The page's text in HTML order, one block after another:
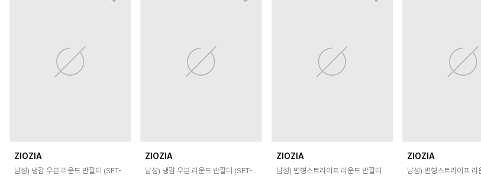
ZIOZIA
남성) 냉감 우븐 라운드 반팔티 (SET-
ZIOZIA
남성) 냉감 우븐 라운드 반팔티 (SET-
ZIOZIA
남성) 변형스트라이프 라운드 반팔티
ZIOZIA
남성) 변형스트라이프 라